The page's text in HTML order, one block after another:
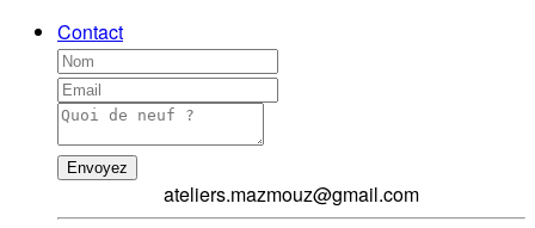
Contact
Envoyez
ateliers.mazmouz@gmail.com